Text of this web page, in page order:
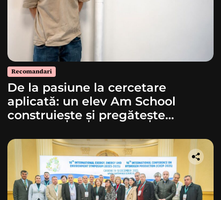
Recomandari
De la pasiune la cercetare
aplicată: un elev Am School
construiește și pregătește